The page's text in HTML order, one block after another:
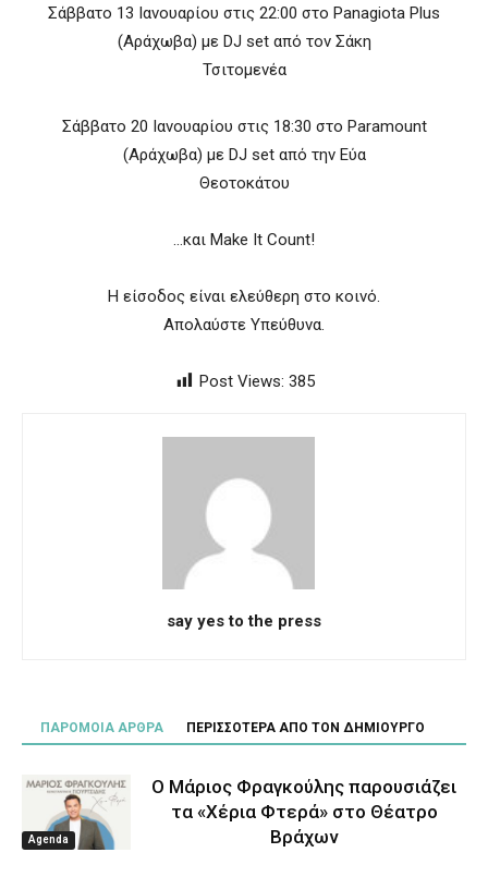
Σάββατο 13 Ιανουαρίου στις 22:00 στο Panagiota Plus
(Αράχωβα) με DJ set από τον Σάκη
Τσιτομενέα
Σάββατο 20 Ιανουαρίου στις 18:30 στο Paramount
(Αράχωβα) με DJ set από την Εύα
Θεοτοκάτου
…και Make It Count!
Η είσοδος είναι ελεύθερη στο κοινό.
Απολαύστε Υπεύθυνα.
Post Views: 385
say yes to the press
ΠΑΡΟΜΟΙΑ ΑΡΘΡΑ ΠΕΡΙΣΣΟΤΕΡΑ ΑΠΟ ΤΟΝ ΔΗΜΙΟΥΡΓΟ
Agenda
Ο Μάριος Φραγκούλης παρουσιάζει
τα «Χέρια Φτερά» στο Θέατρο
Βράχων